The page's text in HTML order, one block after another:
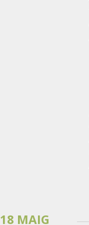
18 MAIG